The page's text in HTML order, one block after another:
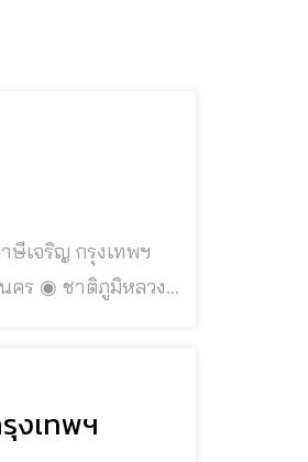
งปู่
งเทพฯ